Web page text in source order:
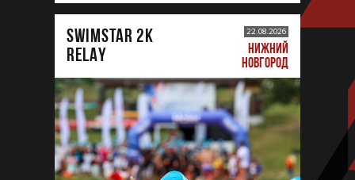
SWIMSTAR 2K
RELAY
22.08.2026
НИЖНИЙ
НОВГОРОД